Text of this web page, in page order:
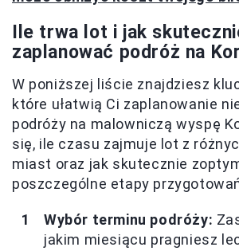
Ile trwa lot i jak
zaplanować podróż na
W poniższej liście znajdziesz
które ułatwią Ci zaplanowanie
podróży na malowniczą wyspę
się, ile czasu zajmuje lot z
miast oraz jak skutecznie
poszczególne etapy
Wybór terminu podróży:
jakim miesiącu pragniesz